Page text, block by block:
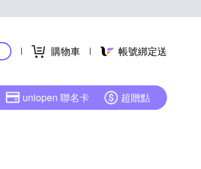
購物車 帳號綁定送
uniopen 聯名卡 超贈點